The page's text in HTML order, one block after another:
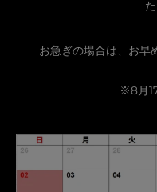
お急ぎの場合は、お早
※8月